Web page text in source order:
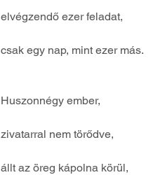
elvégzendő ezer feladat,
csak egy nap, mint ezer más.
Huszonnégy ember,
zivatarral nem törődve,
állt az öreg kápolna körül,